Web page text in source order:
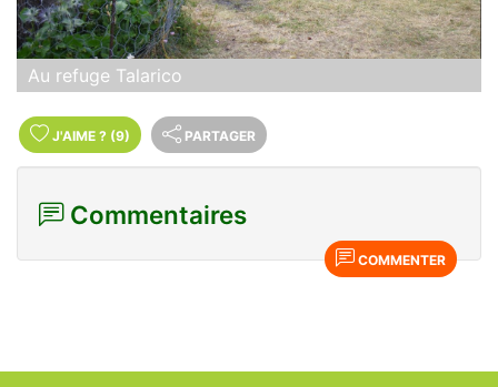
Au refuge Talarico
J'AIME ? (9) PARTAGER
Commentaires
COMMENTER